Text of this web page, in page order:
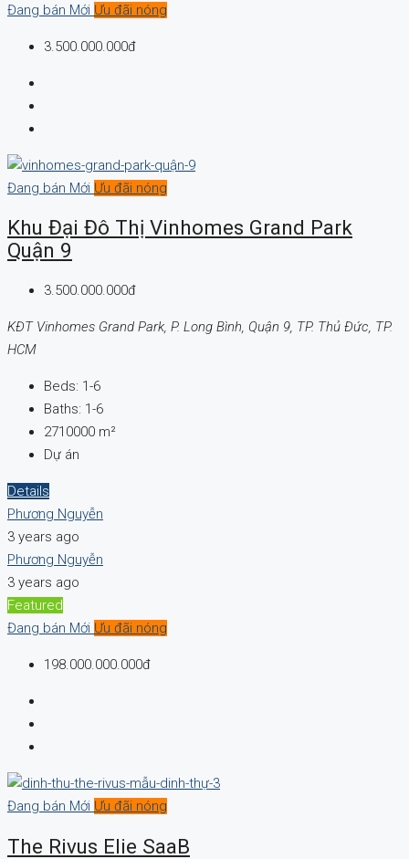
Đang bán Mới Ưu đãi nóng
3.500.000.000đ
Đang bán Mới Ưu đãi nóng
Khu Đại Đô Thị Vinhomes Grand Park
Quận 9
3.500.000.000đ
KĐT Vinhomes Grand Park, P. Long Bình, Quận 9, TP. Thủ Đức, TP.
HCM
Beds: 1-6
Baths: 1-6
2710000 m²
Dự án
Details
Phương Nguyễn
3 years ago
Phương Nguyễn
3 years ago
Featured
Đang bán Mới Ưu đãi nóng
198.000.000.000đ
Đang bán Mới Ưu đãi nóng
The Rivus Elie SaaB